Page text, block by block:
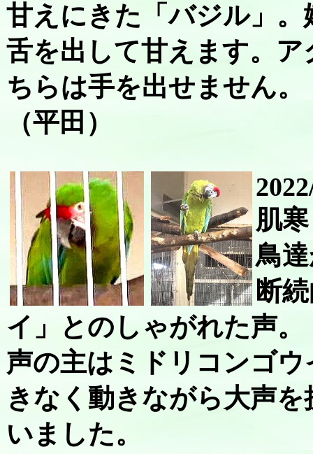
甘えにきた「バジル」
舌を出して甘えます。
ちらは手を出せません。
（平田）
肌
鳥
断
イ」とのしゃがれた声。
声の主はミドリコンゴ
きなく動きながら大声
いました。